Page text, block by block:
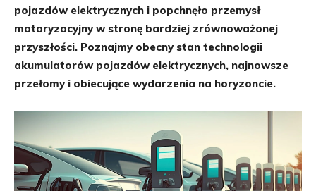
pojazdów elektrycznych i popchnęło przemysł
motoryzacyjny w stronę bardziej zrównoważonej
przyszłości. Poznajmy obecny stan technologii
akumulatorów pojazdów elektrycznych, najnowsze
przełomy i obiecujące wydarzenia na horyzoncie.